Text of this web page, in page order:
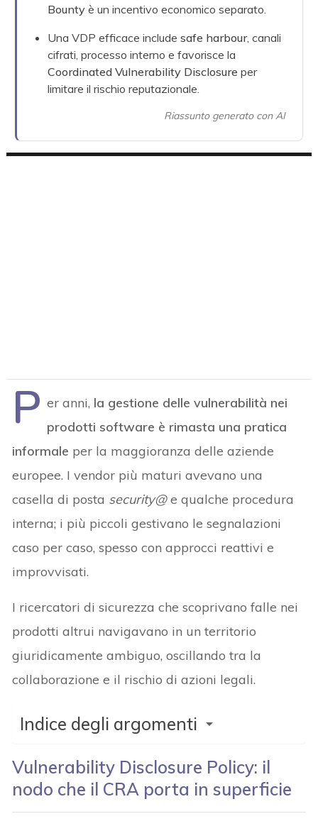
Bounty è un incentivo economico separato.
Una VDP efficace includesafe harbour, canali
cifrati, processo interno e favorisce la
Coordinated Vulnerability Disclosure per
limitare il rischio reputazionale.
Riassunto generato con AI
P er anni, la gestione delle vulnerabilità nei
prodotti software è rimasta una pratica
informale per la maggioranza delle aziende
europee. I vendor più maturi avevano una
casella di posta security@e qualche procedura
interna; i più piccoli gestivano le segnalazioni
caso per caso, spesso con approcci reattivi e
improvvisati.
I ricercatori di sicurezza che scoprivano falle nei
prodotti altrui navigavano in un territorio
giuridicamente ambiguo, oscillando tra la
collaborazione e il rischio di azioni legali.
Indice degli argomenti
Vulnerability Disclosure Policy: il
nodo che il CRA porta in superficie